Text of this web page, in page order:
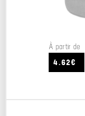
À partir de
4.62€